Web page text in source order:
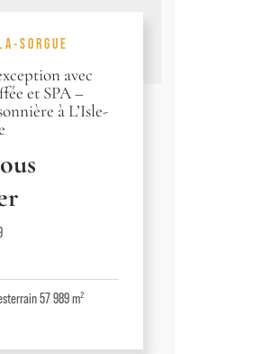
SORGUE
avec
et SPA –
à L’Isle-
terrain 57 989 m²